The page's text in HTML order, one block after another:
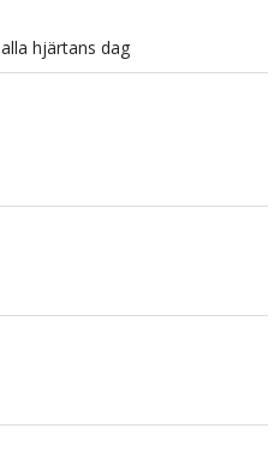
hjärtans dag